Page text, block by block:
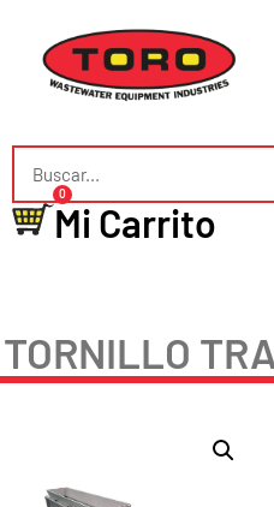
0
Mi Carrito
TORNILLO